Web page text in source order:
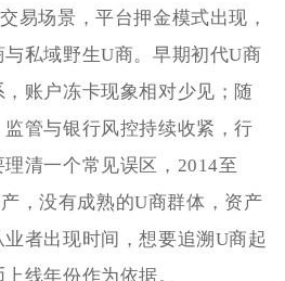
易场景，平台押金模式出现，
私域野生U商。早期初代U商
账户冻卡现象相对少见；随
管与银行风控持续收紧，行
清一个常见误区，2014至
，没有成熟的U商群体，资产
者出现时间，想要追溯U商起
线年份作为依据。